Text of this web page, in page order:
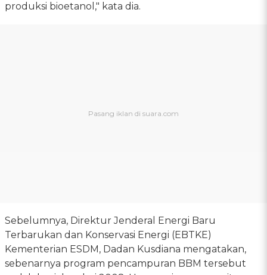
produksi bioetanol," kata dia.
Sebelumnya, Direktur Jenderal Energi Baru
Terbarukan dan Konservasi Energi (EBTKE)
Kementerian ESDM, Dadan Kusdiana mengatakan,
sebenarnya program pencampuran BBM tersebut